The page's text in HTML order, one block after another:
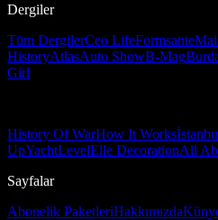
Dergiler
Tüm DergilerCeo LifeFormsante
HistoryAtlasAuto ShowB-Mag
Girl
History Of WarHow It Works
UpYachtLevelElle DecorationAll
Sayfalar
Abonelik PaketleriHakkımızda